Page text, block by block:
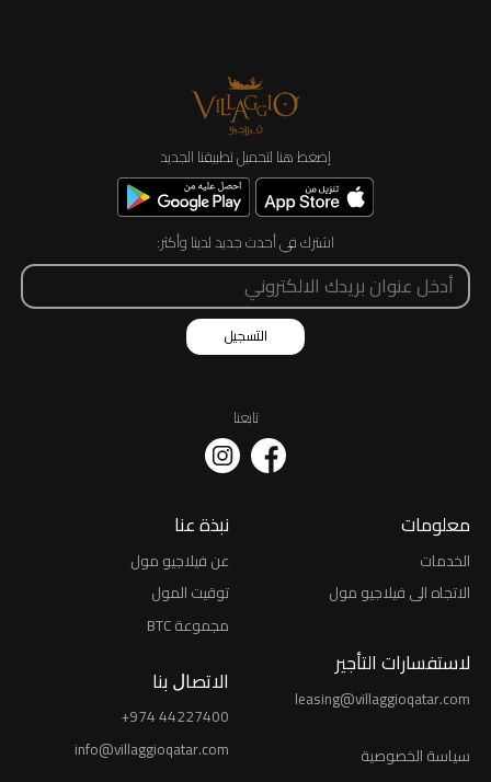
إضغط هنا لتحميل تطبيقنا الجديد
اشترك في أحدث جديد لدينا وأكثر:
التسجيل
تابعنا
معلومات
الخدمات
الاتجاه الى فيلاجيو مول
نبذة عنا
عن فيلاجيو مول
توقيت المول
مجموعة BTC
لاستفسارات التأجير
leasing@villaggioqatar.com
ﺳﻴﺎﺳﺔ اﻟﺨﺼﻮﺻﻴﺔ
اﻻﺗﺼﺎﻝ ﺑﻨﺎ
+974 44227400
info@villaggioqatar.com